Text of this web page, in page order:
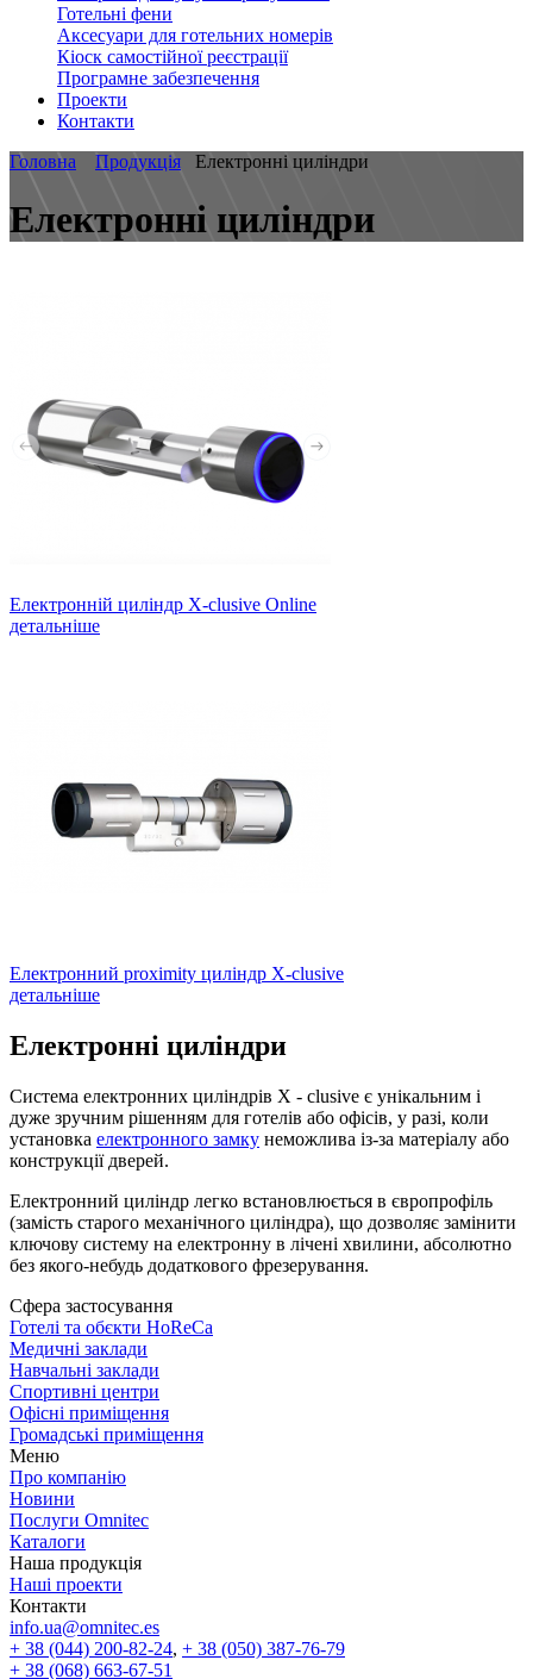
Готельні фени
Аксесуари для готельних номерів
Кіоск самостійної реєстрації
Програмне забезпечення
Проекти
Контакти
Головна
Продукція Електронні циліндри
Електронні циліндри
Електронній циліндр Х-clusive Online
детальніше
Електронний proximity циліндр X-clusive
детальніше
Електронні циліндри
Система електронних циліндрів X - clusive є унікальним і
дуже зручним рішенням для готелів або офісів, у разі, коли
установка електронного замку неможлива із-за матеріалу або
конструкції дверей.
Електронний циліндр легко встановлюється в європрофіль
(замість старого механічного циліндра), що дозволяє замінити
ключову систему на електронну в лічені хвилини, абсолютно
без якого-небудь додаткового фрезерування.
Сфера застосування
Готелі та обєкти HoReCa
Медичні заклади
Навчальні заклади
Спортивні центри
Офісні приміщення
Громадські приміщення
Меню
Про компанію
Новини
Послуги Omnitec
Каталоги
Наша продукція
Наші проекти
Контакти
info.ua@omnitec.es
+ 38 (044) 200-82-24, + 38 (050) 387-76-79
+ 38 (068) 663-67-51